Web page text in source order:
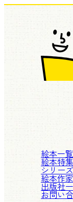
絵本一覧
絵本特
シリー
絵本作
出版社
お問い